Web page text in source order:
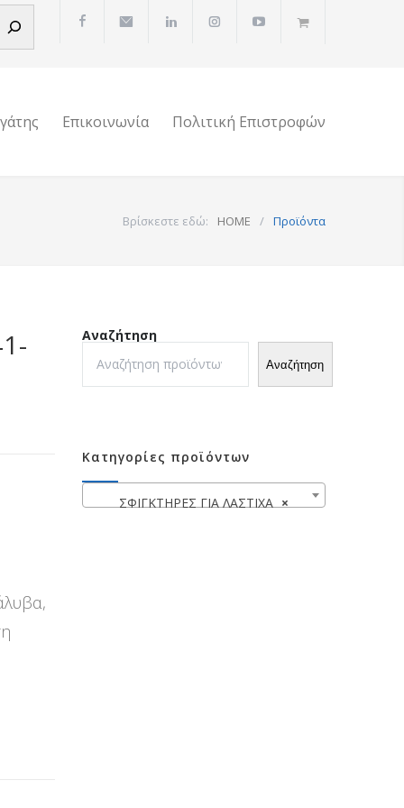
Επικοινωνία Πολιτική Επιστροφών
Βρίσκεστε εδώ: HOME / Προϊόντα
Αναζήτηση
Αναζήτηση
Κατηγορίες προϊόντων
×
ΣΦΙΓΚΤΗΡΕΣ ΓΙΑ ΛΑΣΤΙΧΑ